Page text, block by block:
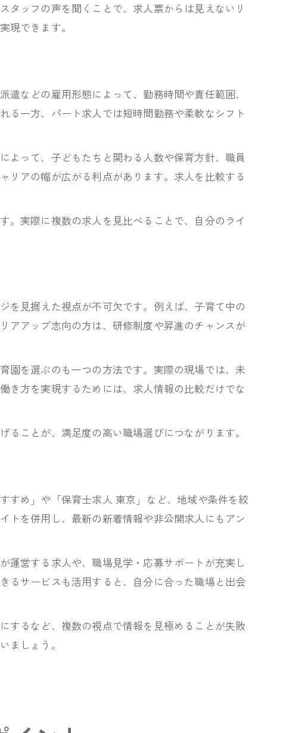
る
ッフの声を聞くことで、求人票からは見えないリ
現できます。
などの雇用形態によって、勤務時間や責任範囲、
る一方、パート求人では短時間勤務や柔軟なシフト
よって、子どもたちと関わる人数や保育方針、職員
リアの幅が広がる利点があります。求人を比較する
。実際に複数の求人を見比べることで、自分のライ
を見据えた視点が不可欠です。例えば、子育て中の
アアップ志向の方は、研修制度や昇進のチャンスが
園を選ぶのも一つの方法です。実際の現場では、未
き方を実現するためには、求人情報の比較だけでな
ことが、満足度の高い職場選びにつながります。
すめ」や「保育士求人 東京」など、地域や条件を絞
トを併用し、最新の新着情報や非公開求人にもアン
運営する求人や、職場見学・応募サポートが充実し
るサービスも活用すると、自分に合った職場と出会
するなど、複数の視点で情報を見極めることが失敗
ましょう。